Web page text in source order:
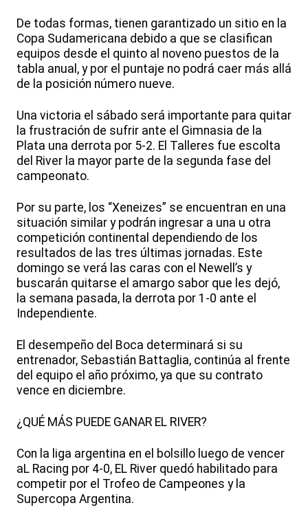
De todas formas, tienen garantizado un sitio en la
Copa Sudamericana debido a que se clasifican
equipos desde el quinto al noveno puestos de la
tabla anual, y por el puntaje no podrá caer más allá
de la posición número nueve.
Una victoria el sábado será importante para quitar
la frustración de sufrir ante el Gimnasia de la
Plata una derrota por 5-2. El Talleres fue escolta
del River la mayor parte de la segunda fase del
campeonato.
Por su parte, los “Xeneizes” se encuentran en una
situación similar y podrán ingresar a una u otra
competición continental dependiendo de los
resultados de las tres últimas jornadas. Este
domingo se verá las caras con el Newell’s y
buscarán quitarse el amargo sabor que les dejó,
la semana pasada, la derrota por 1-0 ante el
Independiente.
El desempeño del Boca determinará si su
entrenador, Sebastián Battaglia, continúa al frente
del equipo el año próximo, ya que su contrato
vence en diciembre.
¿QUÉ MÁS PUEDE GANAR EL RIVER?
Con la liga argentina en el bolsillo luego de vencer
aL Racing por 4-0, EL River quedó habilitado para
competir por el Trofeo de Campeones y la
Supercopa Argentina.